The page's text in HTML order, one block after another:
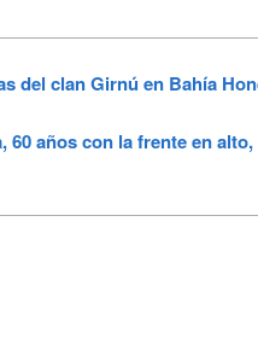
del clan Girnú en Bahía
años con la frente en